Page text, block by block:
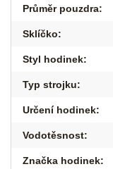
Průměr pouzdra:
Sklíčko:
Styl hodinek:
Typ strojku:
Určení hodinek:
Vodotěsnost:
Značka hodinek: